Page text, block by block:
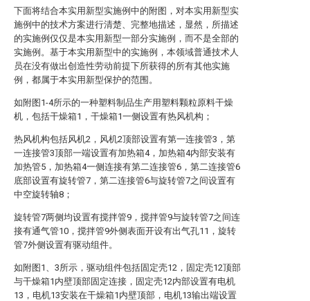
下面将结合本实用新型实施例中的附图，对本实用新型实
施例中的技术方案进行清楚、完整地描述，显然，所描述
的实施例仅仅是本实用新型一部分实施例，而不是全部的
实施例。基于本实用新型中的实施例，本领域普通技术人
员在没有做出创造性劳动前提下所获得的所有其他实施
例，都属于本实用新型保护的范围。
如附图1-4所示的一种塑料制品生产用塑料颗粒原料干燥
机，包括干燥箱1，干燥箱1一侧设置有热风机构；
热风机构包括风机2，风机2顶部设置有第一连接管3，第
一连接管3顶部一端设置有加热箱4，加热箱4内部安装有
加热管5，加热箱4一侧连接有第二连接管6，第二连接管6
底部设置有旋转管7，第二连接管6与旋转管7之间设置有
中空旋转轴8；
旋转管7两侧均设置有搅拌管9，搅拌管9与旋转管7之间连
接有通气管10，搅拌管9外侧表面开设有出气孔11，旋转
管7外侧设置有驱动组件。
如附图1、3所示，驱动组件包括固定壳12，固定壳12顶部
与干燥箱1内壁顶部固定连接，固定壳12内部设置有电机
13，电机13安装在干燥箱1内壁顶部，电机13输出端设置